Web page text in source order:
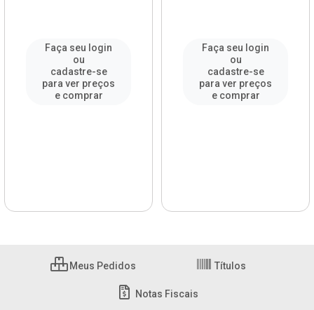
Faça seu login
ou
cadastre-se
para ver preços
e comprar
Faça seu login
ou
cadastre-se
para ver preços
e comprar
Meus Pedidos Títulos
Notas Fiscais